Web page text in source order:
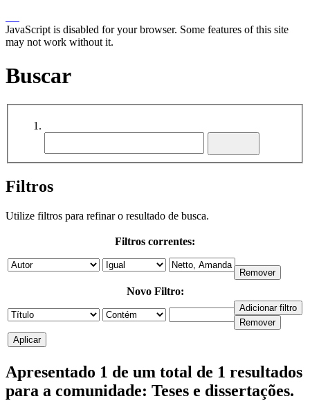
JavaScript is disabled for your browser. Some features of this site
may not work without it.
Buscar
Filtros
Utilize filtros para refinar o resultado de busca.
Filtros correntes:
Novo Filtro:
Apresentado 1 de um total de 1 resultados
para a comunidade: Teses e dissertações.